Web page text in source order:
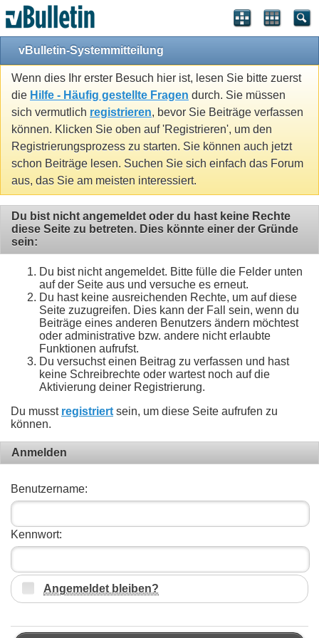
vBulletin-Systemmitteilung
Wenn dies Ihr erster Besuch hier ist, lesen Sie bitte zuerst
die Hilfe - Häufig gestellte Fragen durch. Sie müssen
sich vermutlich registrieren, bevor Sie Beiträge verfassen
können. Klicken Sie oben auf 'Registrieren', um den
Registrierungsprozess zu starten. Sie können auch jetzt
schon Beiträge lesen. Suchen Sie sich einfach das Forum
aus, das Sie am meisten interessiert.
Du bist nicht angemeldet oder du hast keine Rechte
diese Seite zu betreten. Dies könnte einer der Gründe
sein:
Du bist nicht angemeldet. Bitte fülle die Felder unten
auf der Seite aus und versuche es erneut.
Du hast keine ausreichenden Rechte, um auf diese
Seite zuzugreifen. Dies kann der Fall sein, wenn du
Beiträge eines anderen Benutzers ändern möchtest
oder administrative bzw. andere nicht erlaubte
Funktionen aufrufst.
Du versuchst einen Beitrag zu verfassen und hast
keine Schreibrechte oder wartest noch auf die
Aktivierung deiner Registrierung.
Du musst registriert sein, um diese Seite aufrufen zu
können.
Anmelden
Benutzername:
Kennwort:
Angemeldet bleiben?